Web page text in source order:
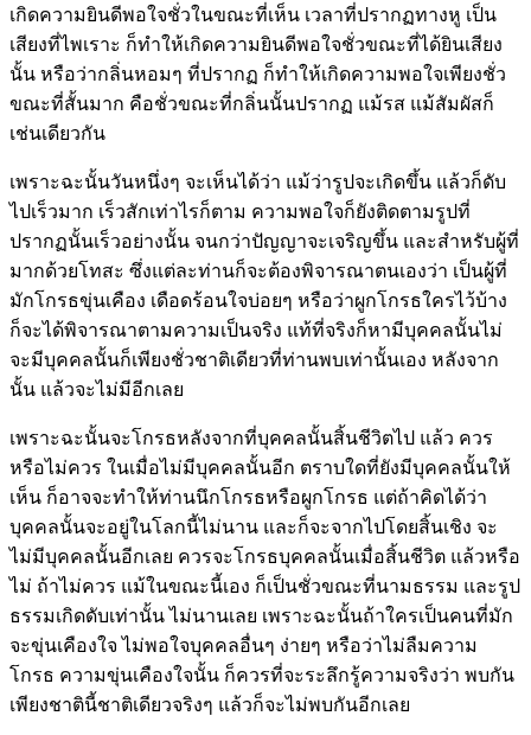
เกิดความยินดีพอใจชั่วในขณะที่เห็น เวลาที่ปรากฏทางหู เป็น
เสียงที่ไพเราะ ก็ทำให้เกิดความยินดีพอใจชั่วขณะที่ได้ยินเสียง
นั้น หรือว่ากลิ่นหอมๆ ที่ปรากฏ ก็ทำให้เกิดความพอใจเพียงชั่ว
ขณะที่สั้นมาก คือชั่วขณะที่กลิ่นนั้นปรากฏ แม้รส แม้สัมผัสก็
เช่นเดียวกัน
เพราะฉะนั้นวันหนึ่งๆ จะเห็นได้ว่า แม้ว่ารูปจะเกิดขึ้น แล้วก็ดับ
ไปเร็วมาก เร็วสักเท่าไรก็ตาม ความพอใจก็ยังติดตามรูปที่
ปรากฏนั้นเร็วอย่างนั้น จนกว่าปัญญาจะเจริญขึ้น และสำหรับผู้ที่
มากด้วยโทสะ ซึ่งแต่ละท่านก็จะต้องพิจารณาตนเองว่า เป็นผู้ที่
มักโกรธขุ่นเคือง เดือดร้อนใจบ่อยๆ หรือว่าผูกโกรธใครไว้บ้าง
ก็จะได้พิจารณาตามความเป็นจริง แท้ที่จริงก็หามีบุคคลนั้นไม่
จะมีบุคคลนั้นก็เพียงชั่วชาติเดียวที่ท่านพบเท่านั้นเอง หลังจาก
นั้น แล้วจะไม่มีอีกเลย
เพราะฉะนั้นจะโกรธหลังจากที่บุคคลนั้นสิ้นชีวิตไป แล้ว ควร
หรือไม่ควร ในเมื่อไม่มีบุคคลนั้นอีก ตราบใดที่ยังมีบุคคลนั้นให้
เห็น ก็อาจจะทำให้ท่านนึกโกรธหรือผูกโกรธ แต่ถ้าคิดได้ว่า
บุคคลนั้นจะอยู่ในโลกนี้ไม่นาน และก็จะจากไปโดยสิ้นเชิง จะ
ไม่มีบุคคลนั้นอีกเลย ควรจะโกรธบุคคลนั้นเมื่อสิ้นชีวิต แล้วหรือ
ไม่ ถ้าไม่ควร แม้ในขณะนี้เอง ก็เป็นชั่วขณะที่นามธรรม และรูป
ธรรมเกิดดับเท่านั้น ไม่นานเลย เพราะฉะนั้นถ้าใครเป็นคนที่มัก
จะขุ่นเคืองใจ ไม่พอใจบุคคลอื่นๆ ง่ายๆ หรือว่าไม่ลืมความ
โกรธ ความขุ่นเคืองใจนั้น ก็ควรที่จะระลึกรู้ความจริงว่า พบกัน
เพียงชาตินี้ชาติเดียวจริงๆ แล้วก็จะไม่พบกันอีกเลย